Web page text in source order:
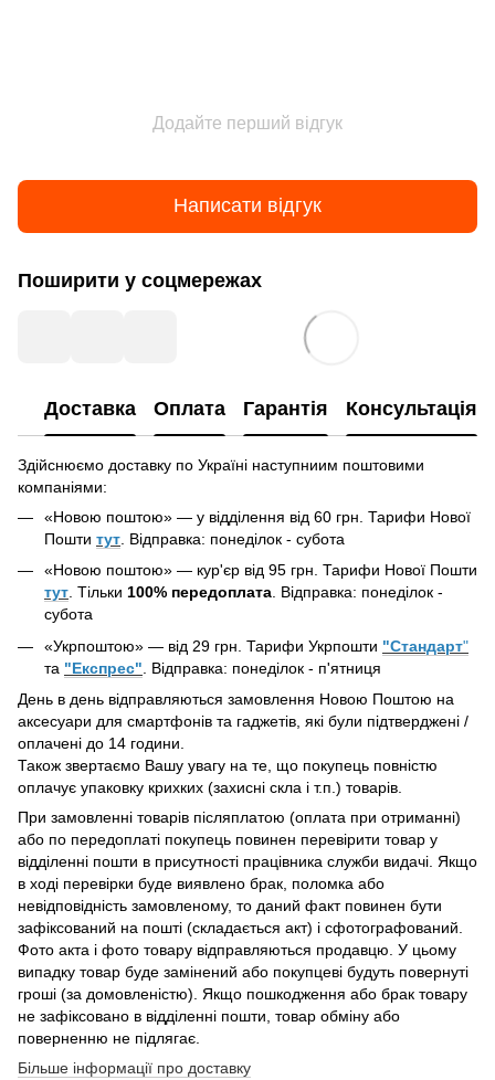
Додайте перший відгук
Написати відгук
Поширити у соцмережах
Доставка Оплата Гарантія Консультація
Здійснюємо доставку по Україні наступниим поштовими
компаніями:
«Новою поштою» — у відділення від 60 грн. Тарифи Нової
Пошти тут . Відправка: понеділок - субота
«Новою поштою» — кур'єр від 95 грн. Тарифи Нової Пошти
тут. Тільки 100% передоплата. Відправка: понеділок -
субота
«Укрпоштою» — від 29 грн. Тарифи Укрпошти "Стандарт"
та "Експрес" . Відправка: понеділок - п'ятниця
День в день відправляються замовлення Новою Поштою на
аксесуари для смартфонів та гаджетів, які були підтверджені /
оплачені до 14 години.
Також звертаємо Вашу увагу на те, що покупець повністю
оплачує упаковку крихких (захисні скла і т.п.) товарів.
При замовленні товарів післяплатою (оплата при отриманні)
або по передоплаті покупець повинен перевірити товар у
відділенні пошти в присутності працівника служби видачі. Якщо
в ході перевірки буде виявлено брак, поломка або
невідповідність замовленому, то даний факт повинен бути
зафіксований на пошті (складається акт) і сфотографований.
Фото акта і фото товару відправляються продавцю. У цьому
випадку товар буде замінений або покупцеві будуть повернуті
гроші (за домовленістю). Якщо пошкодження або брак товару
не зафіксовано в відділенні пошти, товар обміну або
поверненню не підлягає.
Більше інформації про доставку